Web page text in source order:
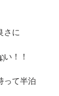
さに
！！
って半泊